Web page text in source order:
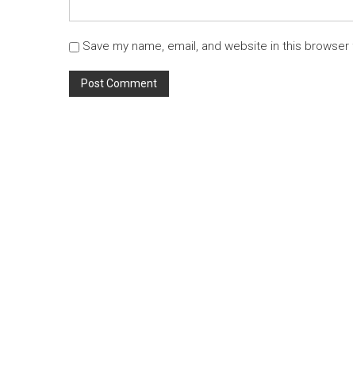
Save my name, email, and website in this